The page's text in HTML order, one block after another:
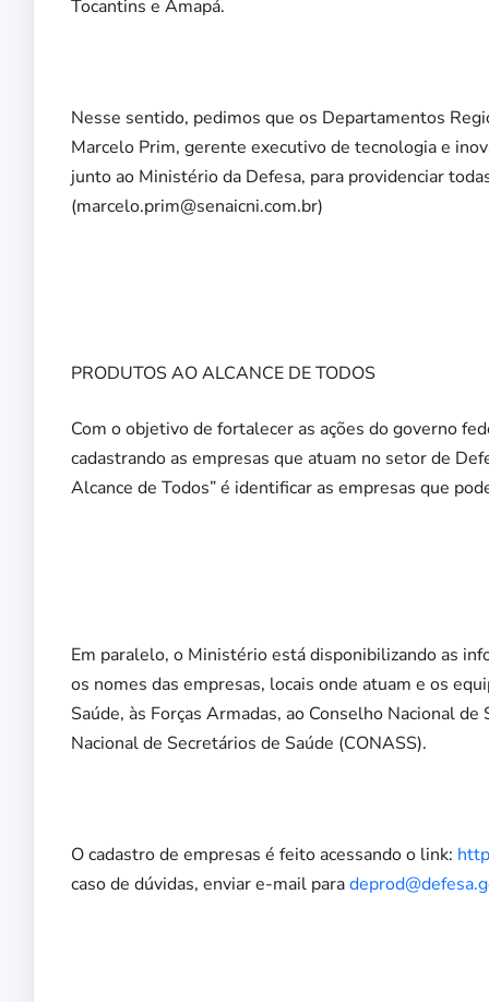
Tocantins e Amapá.
Nesse sentido, pedimos que os Departamentos
Marcelo Prim, gerente executivo de tecnologia e
junto ao Ministério da Defesa, para providenciar
(marcelo.prim@senaicni.com.br)
PRODUTOS AO ALCANCE DE TODOS
Com o objetivo de fortalecer as ações do governo
cadastrando as empresas que atuam no setor de
Alcance de Todos” é identificar as empresas que
Em paralelo, o Ministério está disponibilizando as
os nomes das empresas, locais onde atuam e os
Saúde, às Forças Armadas, ao Conselho Nacional
Nacional de Secretários de Saúde (CONASS).
O cadastro de empresas é feito acessando o link:
caso de dúvidas, enviar e-mail para